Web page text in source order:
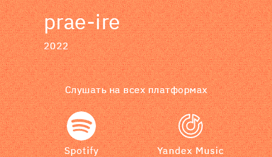
prae-ire
2022
Слушать на всех платформах
Spotify Yandex Music